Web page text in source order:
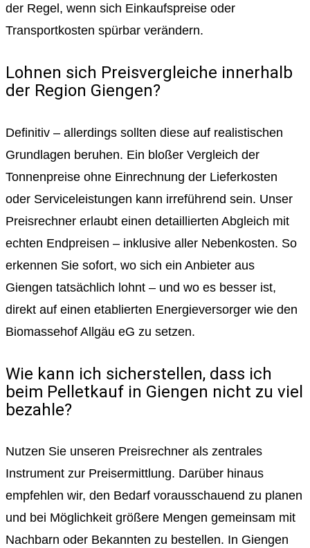
der Regel, wenn sich Einkaufspreise oder
Transportkosten spürbar verändern.
Lohnen sich Preisvergleiche innerhalb
der Region Giengen?
Definitiv – allerdings sollten diese auf realistischen
Grundlagen beruhen. Ein bloßer Vergleich der
Tonnenpreise ohne Einrechnung der Lieferkosten
oder Serviceleistungen kann irreführend sein. Unser
Preisrechner erlaubt einen detaillierten Abgleich mit
echten Endpreisen – inklusive aller Nebenkosten. So
erkennen Sie sofort, wo sich ein Anbieter aus
Giengen tatsächlich lohnt – und wo es besser ist,
direkt auf einen etablierten Energieversorger wie den
Biomassehof Allgäu eG zu setzen.
Wie kann ich sicherstellen, dass ich
beim Pelletkauf in Giengen nicht zu viel
bezahle?
Nutzen Sie unseren Preisrechner als zentrales
Instrument zur Preisermittlung. Darüber hinaus
empfehlen wir, den Bedarf vorausschauend zu planen
und bei Möglichkeit größere Mengen gemeinsam mit
Nachbarn oder Bekannten zu bestellen. In Giengen